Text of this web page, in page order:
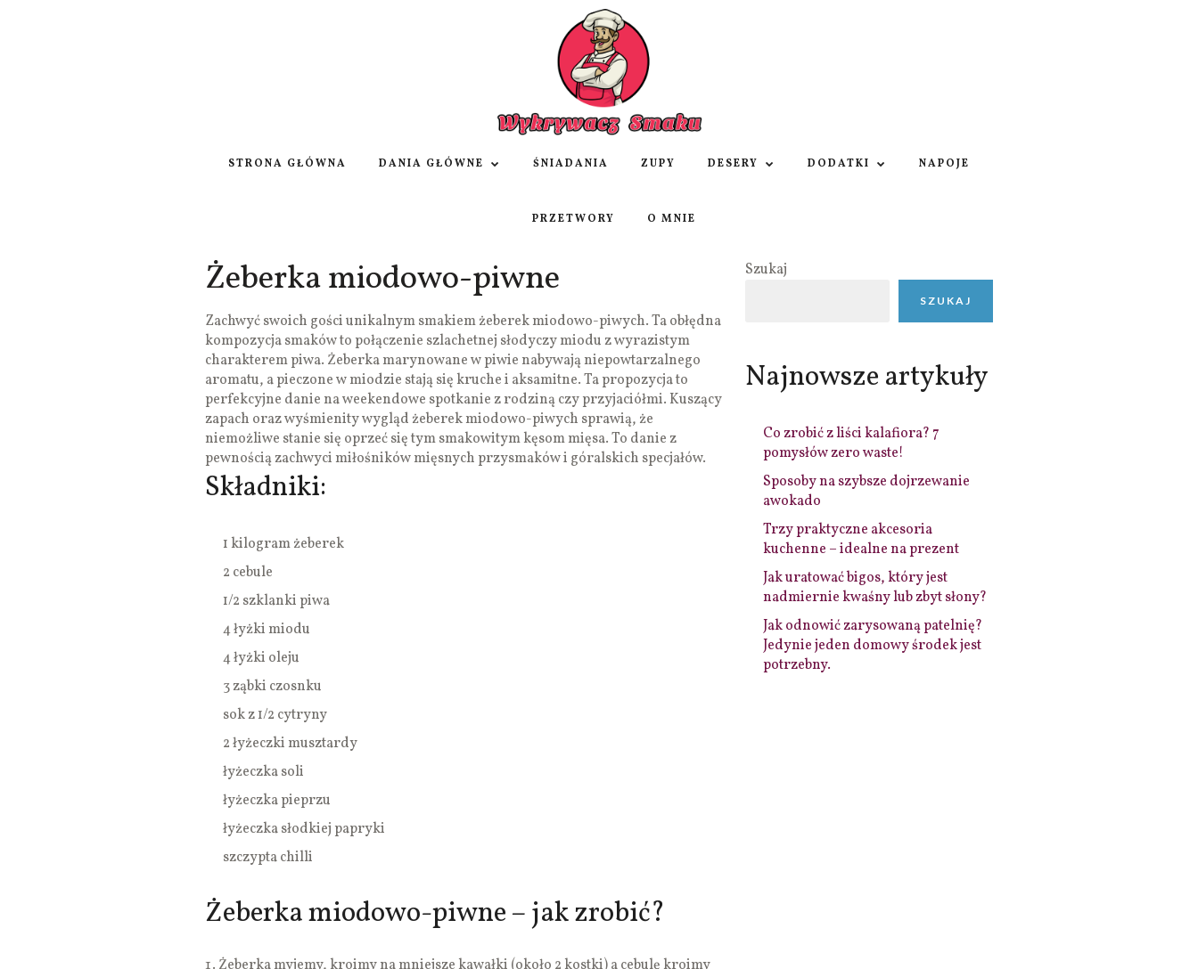
STRONA GŁÓWNA DANIA GŁÓWNE ŚNIADANIA ZUPY DESERY DODATKI NAPOJE
PRZETWORY O MNIE
Żeberka miodowo-piwne
Zachwyć swoich gości unikalnym smakiem żeberek miodowo-piwych. Ta obłędna
kompozycja smaków to połączenie szlachetnej słodyczy miodu z wyrazistym
charakterem piwa. Żeberka marynowane w piwie nabywają niepowtarzalnego
aromatu, a pieczone w miodzie stają się kruche i aksamitne. Ta propozycja to
perfekcyjne danie na weekendowe spotkanie z rodziną czy przyjaciółmi. Kuszący
zapach oraz wyśmienity wygląd żeberek miodowo-piwych sprawią, że
niemożliwe stanie się oprzeć się tym smakowitym kęsom mięsa. To danie z
pewnością zachwyci miłośników mięsnych przysmaków i góralskich specjałów.
Składniki:
1 kilogram żeberek
2 cebule
1/2 szklanki piwa
4 łyżki miodu
4 łyżki oleju
3 ząbki czosnku
sok z 1/2 cytryny
2 łyżeczki musztardy
łyżeczka soli
łyżeczka pieprzu
łyżeczka słodkiej papryki
szczypta chilli
Żeberka miodowo-piwne – jak zrobić?
Szukaj
SZUKAJ
Najnowsze artykuły
Co zrobić z liści kalafiora? 7
pomysłów zero waste!
Sposoby na szybsze dojrzewanie
awokado
Trzy praktyczne akcesoria
kuchenne – idealne na prezent
Jak uratować bigos, który jest
nadmiernie kwaśny lub zbyt słony?
Jak odnowić zarysowaną patelnię?
Jedynie jeden domowy środek jest
potrzebny.